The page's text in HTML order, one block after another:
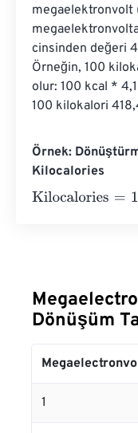
megaelektronvolt
cinsinden değeri
Örneğin, 100
olur: 100 kcal *
100 kilokalori
Örnek:
Kilocalories
Kilocalories=10
Dönüşüm
1